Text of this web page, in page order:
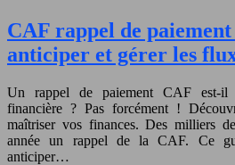
CAF rappel de
anticiper et gérer les
Un rappel de paiement CAF est-il
financière ? Pas forcément !
maîtriser vos finances. Des milliers
année un rappel de la CAF. Ce
anticiper…